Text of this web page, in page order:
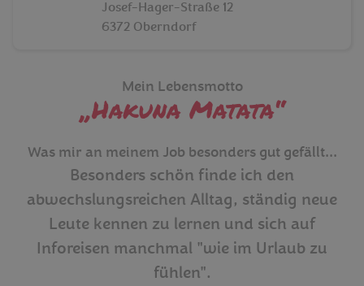
Josef-Hager-Straße 12
6372 Oberndorf
Mein Lebensmotto
Hakuna Matata
Was mir an meinem Job besonders gut gefällt...
Besonders schön finde ich den
abwechslungsreichen Alltag, ständig neue
Leute kennen zu lernen und sich auf
Inforeisen manchmal "wie im Urlaub zu
fühlen".